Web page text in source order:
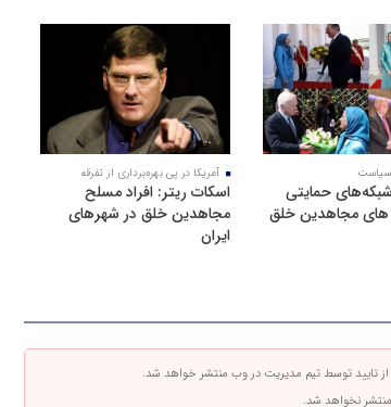
سیاست
حمایتی
مجاهدین خلق
آمریکا در پی بهره‌برداری از تفرقه
اسکات ریتر: افراد مسلح
مجاهدین خلق در شهرهای
ایران
تایید توسط تیم مدیریت در وب منتشر خواهد شد.
نخواهد شد.